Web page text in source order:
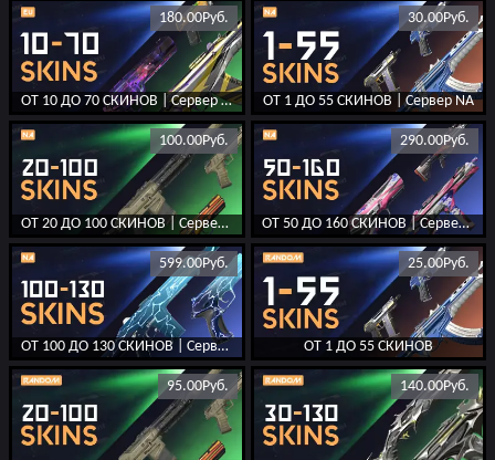
180.00Руб.
ОТ 10 ДО 70 СКИНОВ | Сервер EU
30.00Руб.
ОТ 1 ДО 55 СКИНОВ | Сервер NA
100.00Руб.
ОТ 20 ДО 100 СКИНОВ | Сервер NA
290.00Руб.
ОТ 50 ДО 160 СКИНОВ | Сервер NA
599.00Руб.
ОТ 100 ДО 130 СКИНОВ | Сервер NA
25.00Руб.
ОТ 1 ДО 55 СКИНОВ
95.00Руб. 140.00Руб.